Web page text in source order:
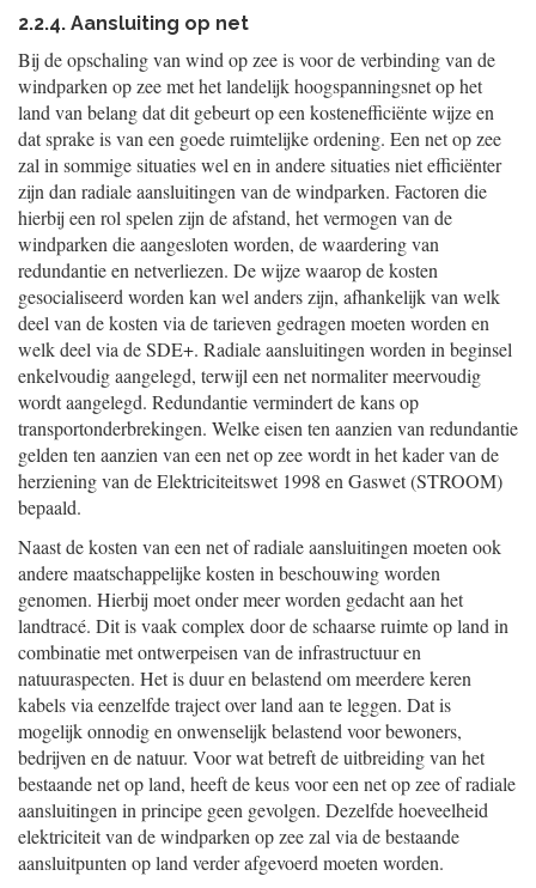
2.2.4. Aansluiting op net
Bij de opschaling van wind op zee is voor de verbinding van de
windparken op zee met het landelijk hoogspanningsnet op het
land van belang dat dit gebeurt op een kostenefficiënte wijze en
dat sprake is van een goede ruimtelijke ordening. Een net op zee
zal in sommige situaties wel en in andere situaties niet efficiënter
zijn dan radiale aansluitingen van de windparken. Factoren die
hierbij een rol spelen zijn de afstand, het vermogen van de
windparken die aangesloten worden, de waardering van
redundantie en netverliezen. De wijze waarop de kosten
gesocialiseerd worden kan wel anders zijn, afhankelijk van welk
deel van de kosten via de tarieven gedragen moeten worden en
welk deel via de SDE+. Radiale aansluitingen worden in beginsel
enkelvoudig aangelegd, terwijl een net normaliter meervoudig
wordt aangelegd. Redundantie vermindert de kans op
transportonderbrekingen. Welke eisen ten aanzien van redundantie
gelden ten aanzien van een net op zee wordt in het kader van de
herziening van de Elektriciteitswet 1998 en Gaswet (STROOM)
bepaald.
Naast de kosten van een net of radiale aansluitingen moeten ook
andere maatschappelijke kosten in beschouwing worden
genomen. Hierbij moet onder meer worden gedacht aan het
landtracé. Dit is vaak complex door de schaarse ruimte op land in
combinatie met ontwerpeisen van de infrastructuur en
natuuraspecten. Het is duur en belastend om meerdere keren
kabels via eenzelfde traject over land aan te leggen. Dat is
mogelijk onnodig en onwenselijk belastend voor bewoners,
bedrijven en de natuur. Voor wat betreft de uitbreiding van het
bestaande net op land, heeft de keus voor een net op zee of radiale
aansluitingen in principe geen gevolgen. Dezelfde hoeveelheid
elektriciteit van de windparken op zee zal via de bestaande
aansluitpunten op land verder afgevoerd moeten worden.